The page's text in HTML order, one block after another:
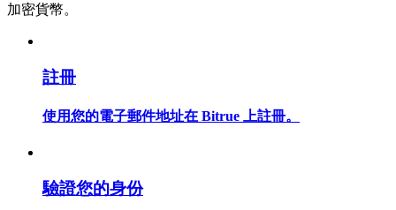
合約功能使用指南
加密貨幣。
註冊
使用您的電子郵件地址在 Bitrue 上註冊。
驗證您的身份